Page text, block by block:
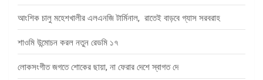
আংশিক চালু মহেশখালীর এলএনজি টার্মিনাল, রাতেই বাড়বে গ্যাস সরবরাহ
শাওমি উন্মোচন করল নতুন রেডমি ১৭
লোকসংগীত জগতে শোকের ছায়া, না ফেরার দেশে স্বাগত দে